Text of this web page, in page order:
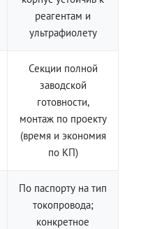
реагентам и
ультрафиолету
Секции полной
заводской
готовности,
монтаж по проекту
(время и экономия
по КП)
По паспорту на тип
токопровода;
конкретное